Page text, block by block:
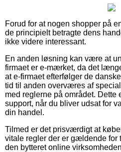
Forud for at nogen shopper på
de principielt betragte dens
ikke videre interessant.
En anden løsning kan være at
firmaet er e-mærket, da det
at e-firmaet efterfølger de
tid til anden overværes af
med reglerne på området. Dette
support, når du bliver udsat for
din handel.
Tilmed er det prisværdigt at
vitale regler der er gældende for
den bytteret online